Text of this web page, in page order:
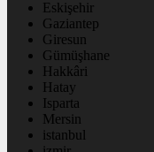
Eskişehir
Gaziantep
Giresun
Gümüşhane
Hakkâri
Hatay
Isparta
Mersin
istanbul